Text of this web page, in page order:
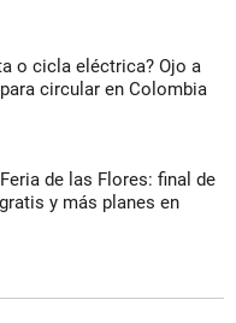
o cicla eléctrica? Ojo a
circular en Colombia
de las Flores: final de
y más planes en